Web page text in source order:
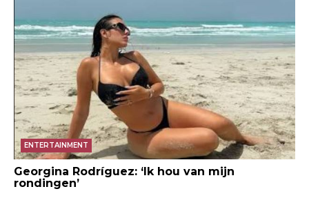
ENTERTAINMENT
Georgina Rodríguez: ‘Ik hou van mijn
rondingen’